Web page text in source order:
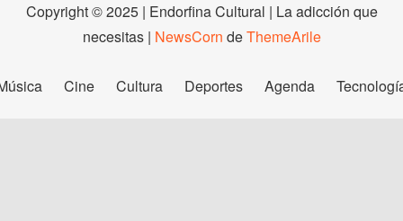
Copyright © 2025 | Endorfina Cultural | La adicción que
necesitas | NewsCorn deThemeArile
Cine Cultura Deportes Agenda